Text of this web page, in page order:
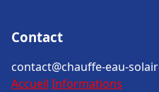
Contact
contact@chauffe-eau-
Accueil Informations